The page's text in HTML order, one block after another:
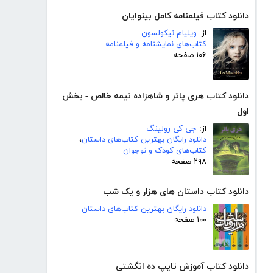
دانلود کتاب فیلمنامه کامل بینوایان
از: ویلیام نیکولسون
کتاب‌های نمایشنامه و فیلمنامه
۱۰۶ صفحه
دانلود کتاب هری پاتر و شاهزاده نیمه خالص - بخش
اول
از: جی کی رولینگ
دانلود رایگان بهترین کتاب‌های داستان،
کتاب‌های کودک و نوجوان
۲۹۸ صفحه
دانلود کتاب داستان های هزار و یک شب
دانلود رایگان بهترین کتاب‌های داستان
۱۰۰ صفحه
دانلود کتاب آموزش تایپ ده انگشتی